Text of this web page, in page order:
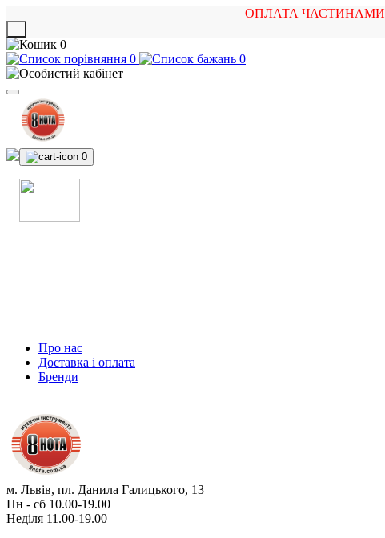
ОПЛАТА ЧАСТИНАМИ
0
0
0
0
Про нас
Доставка і оплата
Бренди
м. Львів, пл. Данила Галицького, 13
Пн - сб 10.00-19.00
Неділя 11.00-19.00